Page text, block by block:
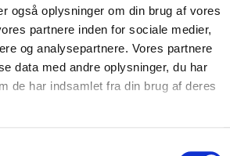
også oplysninger om din brug af vores
partnere inden for sociale medier,
og analysepartnere. Vores partnere
data med andre oplysninger, du har
de har indsamlet fra din brug af deres